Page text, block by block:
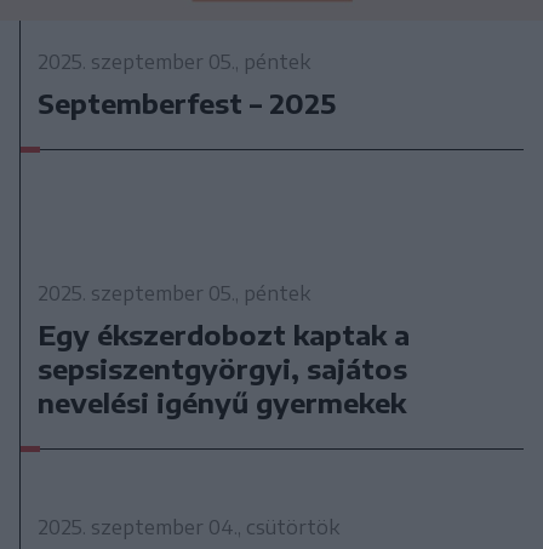
2025. szeptember 05., péntek
Septemberfest – 2025
2025. szeptember 05., péntek
Egy ékszerdobozt kaptak a
sepsiszentgyörgyi, sajátos
nevelési igényű gyermekek
2025. szeptember 04., csütörtök